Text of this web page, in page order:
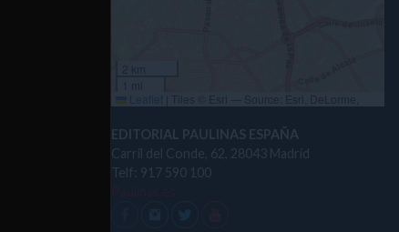
Leaflet
METI, Esri China (Hong Kong), Esri (Thailand),
TomTom, 2012
EDITORIAL PAULINAS ESPAÑA
Carril del Conde, 62, 28043 Madrid
Telf: 917 590 100